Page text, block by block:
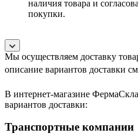
наличия товара и
покупки.
Мы осуществляем доставку
описание вариантов доставки
В интернет-магазине
вариантов доставки:
Транспортные компании